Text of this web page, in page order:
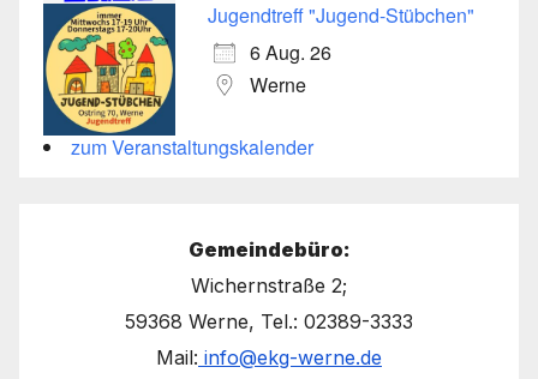
Jugendtreff "Jugend-Stübchen"
6 Aug. 26
Werne
zum Veranstaltungskalender
Gemeindebüro:
Wichernstraße 2;
59368 Werne, Tel.: 02389-3333
Mail: info@ekg-werne.de